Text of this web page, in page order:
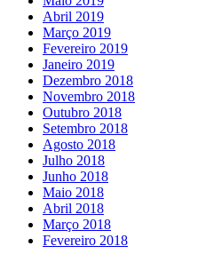
Abril 2019
Março 2019
Fevereiro 2019
Janeiro 2019
Dezembro 2018
Novembro 2018
Outubro 2018
Setembro 2018
Agosto 2018
Julho 2018
Junho 2018
Maio 2018
Abril 2018
Março 2018
Fevereiro 2018